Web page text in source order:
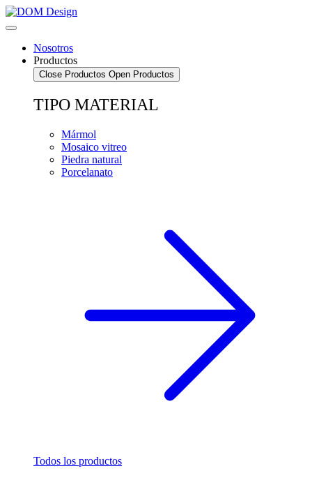
Saltar
al
Nosotros
Productos
Close Productos Open Productos
TIPO MATERIAL
Mármol
Mosaico vitreo
Piedra natural
Porcelanato
Todos los productos